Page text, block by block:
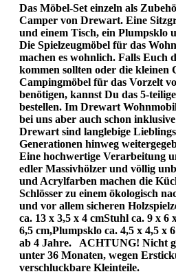
Das Möbel-Set einzeln als
Camper von Drewart. Eine
und einem Tisch, ein Plumpsklo
Die Spielzeugmöbel für das
machen es wohnlich. Falls Euch
kommen sollten oder die kleinen
Campingmöbel für das Vorzelt
benötigen, kannst Du das 5-
bestellen. Im Drewart
bei uns aber auch schon
Drewart sind langlebige
Generationen hinweg
Eine hochwertige Verarbeitung
edler Massivhölzer und völlig
und Acrylfarben machen die
Schlösser zu einem ökologisch
und vor allem sicheren
ca. 13 x 3,5 x 4 cmStuhl ca. 9 x 6
6,5 cm,Plumpsklo ca. 4,5 x 4,5 x
ab 4 Jahre. ACHTUNG! Nicht
unter 36 Monaten, wegen
verschluckbare Kleinteile.